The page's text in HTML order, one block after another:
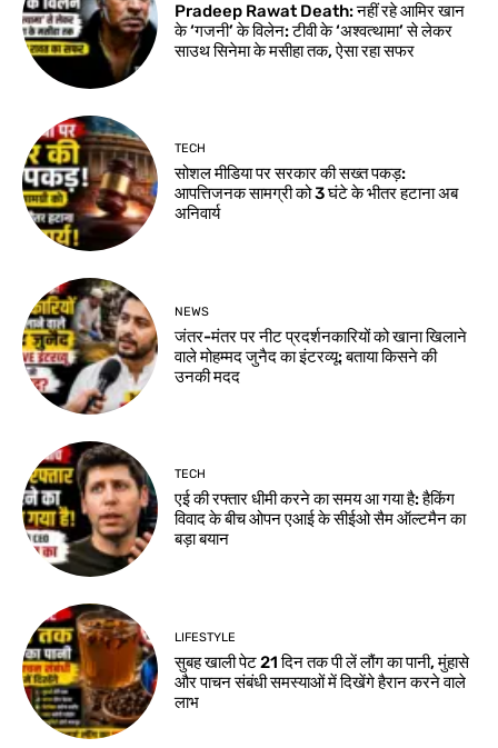
Pradeep Rawat Death: नहीं रहे आमिर खान
के ‘गजनी’ के विलेन: टीवी के ‘अश्वत्थामा’ से लेकर
साउथ सिनेमा के मसीहा तक, ऐसा रहा सफर
TECH
सोशल मीडिया पर सरकार की सख्त पकड़:
आपत्तिजनक सामग्री को 3 घंटे के भीतर हटाना अब
अनिवार्य
NEWS
जंतर-मंतर पर नीट प्रदर्शनकारियों को खाना खिलाने
वाले मोहम्मद जुनैद का इंटरव्यू: बताया किसने की
उनकी मदद
TECH
एई की रफ्तार धीमी करने का समय आ गया है: हैकिंग
विवाद के बीच ओपन एआई के सीईओ सैम ऑल्टमैन का
बड़ा बयान
LIFESTYLE
सुबह खाली पेट 21 दिन तक पी लें लौंग का पानी, मुंहासे
और पाचन संबंधी समस्याओं में दिखेंगे हैरान करने वाले
लाभ